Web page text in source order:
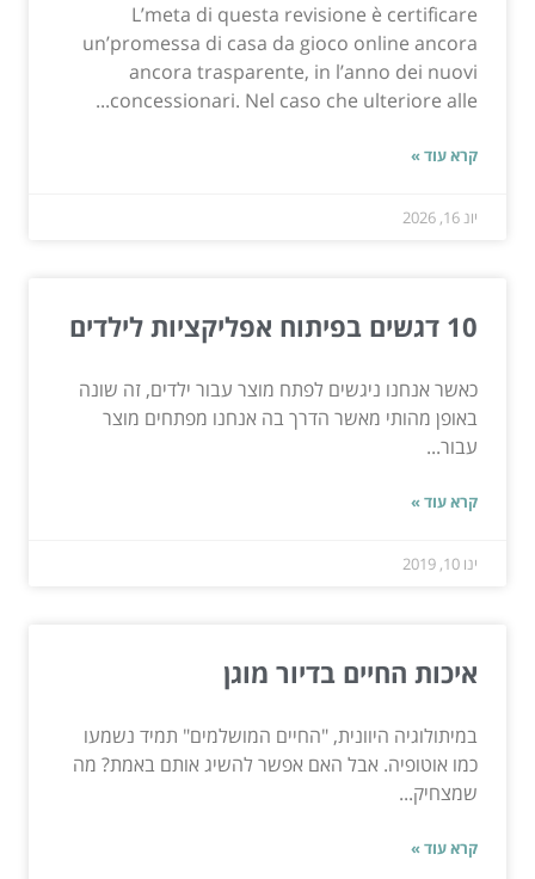
L’meta di questa revisione è certificare
un’promessa di casa da gioco online ancora
ancora trasparente, in l’anno dei nuovi
concessionari. Nel caso che ulteriore alle...
קרא עוד »
יונ 16, 2026
10 דגשים בפיתוח אפליקציות לילדים
כאשר אנחנו ניגשים לפתח מוצר עבור ילדים, זה שונה
באופן מהותי מאשר הדרך בה אנחנו מפתחים מוצר
עבור...
קרא עוד »
ינו 10, 2019
איכות החיים בדיור מוגן
במיתולוגיה היוונית, "החיים המושלמים" תמיד נשמעו
כמו אוטופיה. אבל האם אפשר להשיג אותם באמת? מה
שמצחיק...
קרא עוד »